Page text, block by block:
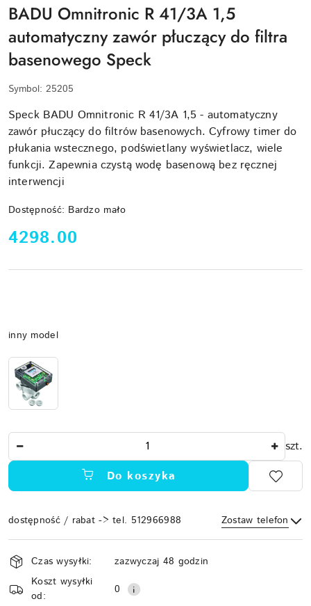
BADU Omnitronic R 41/3A 1,5
automatyczny zawór płuczący do filtra
basenowego Speck
Symbol: 25205
Speck BADU Omnitronic R 41/3A 1,5 - automatyczny
zawór płuczący do filtrów basenowych. Cyfrowy timer do
płukania wstecznego, podświetlany wyświetlacz, wiele
funkcji. Zapewnia czystą wodę basenową bez ręcznej
interwencji
Dostępność: Bardzo mało
cena:
4298.00
Wariant
inny model
szt.
Do koszyka
dostępność / rabat -> tel. 512966988 Zostaw telefon
Wyślij
Dostępność
i
dostawa
Czas wysyłki:
zazwyczaj 48 godzin
Koszt wysyłki
od:
0